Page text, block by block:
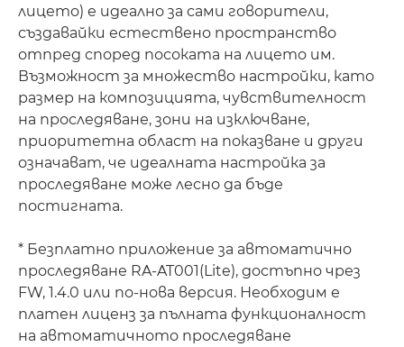
лицето) е идеално за сами говорители,
създавайки естествено пространство
отпред според посоката на лицето им.
Възможност за множество настройки, като
размер на композицията, чувствителност
на проследяване, зони на изключване,
приоритетна област на показване и други
означават, че идеалната настройка за
проследяване може лесно да бъде
постигната.
* Безплатно приложение за автоматично
проследяване RA-AT001(Lite), достъпно чрез
FW, 1.4.0 или по-нова версия. Необходим е
платен лиценз за пълната функционалност
на автоматичното проследяване